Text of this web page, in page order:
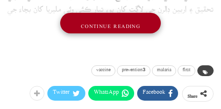
تحقيق ۽ اربين ڊالرن جي لاڳت کان پوءِ تيار ڪئي وئي مليريا کان بچاءَ جي
پهرين ويڪسين جي آزمائش شروع ڪئي وئي آهي.
مدد ورتي ويندي آهي.
پاڪستان سميت سموري دنيا ۾ هر سال لکين ماڻهون ان مرض سبب موت
first
malaria
prevention3
vaccine
Facebook
WhatsApp
Twitter